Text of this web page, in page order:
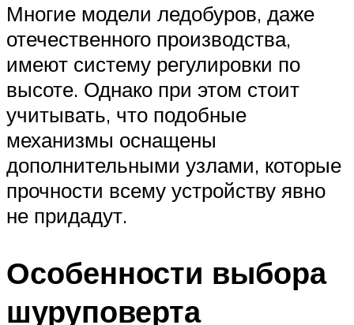
Многие модели ледобуров, даже
отечественного производства,
имеют систему регулировки по
высоте. Однако при этом стоит
учитывать, что подобные
механизмы оснащены
дополнительными узлами, которые
прочности всему устройству явно
не придадут.
Особенности выбора
шуруповерта